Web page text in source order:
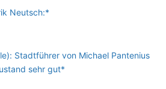
Neutsch:*
Stadtführer von Michael Pantenius
sehr gut*